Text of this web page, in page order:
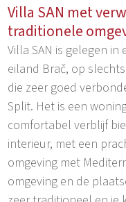
Villa SAN met
traditionele
Villa SAN is gelegen
eiland Brač, op
die zeer goed
Split. Het is een
comfortabel verblijf
interieur, met een
omgeving met
omgeving en de